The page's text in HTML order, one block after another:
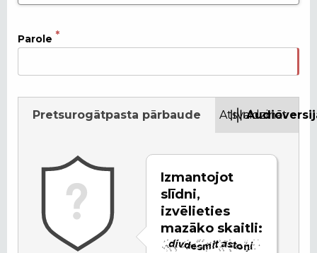
Parole
Pretsurogātpasta pārbaude
Izmantojot
slīdni,
izvēlieties
mazāko skaitli:
Atsvaidzināt